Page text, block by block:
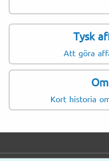
Tysk
Att göra
Kort historia